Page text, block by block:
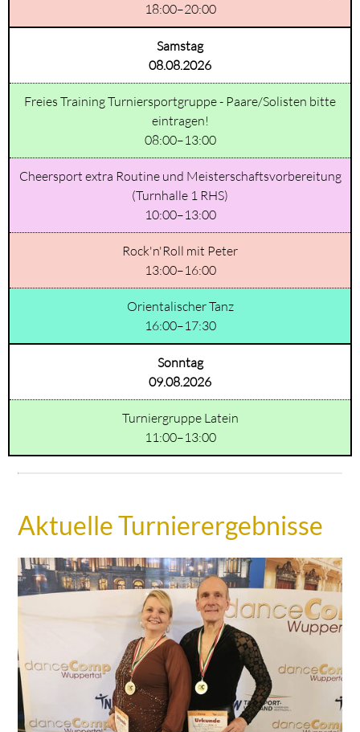
18:00–20:00
Samstag
08.08.2026
Freies Training Turniersportgruppe - Paare/Solisten bitte
eintragen!
08:00–13:00
Cheersport extra Routine und Meisterschaftsvorbereitung
(Turnhalle 1 RHS)
10:00–13:00
Rock'n'Roll mit Peter
13:00–16:00
Orientalischer Tanz
16:00–17:30
Sonntag
09.08.2026
Turniergruppe Latein
11:00–13:00
Aktuelle Turnierergebnisse